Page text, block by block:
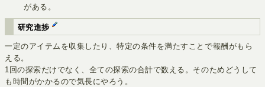
がある。
研究進捗
一定のアイテムを収集したり、特定の条件を満たすことで報酬がもら
える。
1回の探索だけでなく、全ての探索の合計で数える。そのためどうして
も時間がかかるので気長にやろう。